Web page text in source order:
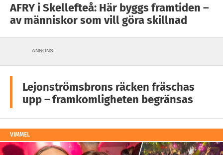
AFRY i Skellefteå: Här byggs framtiden –
av människor som vill göra skillnad
ANNONS
Lejonströmsbrons räcken fräschas
upp – framkomligheten begränsas
VIMMEL